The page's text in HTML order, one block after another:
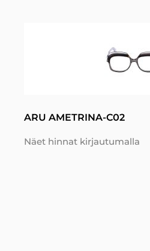
ARU AMETRINA-C02
Näet hinnat kirjautumalla